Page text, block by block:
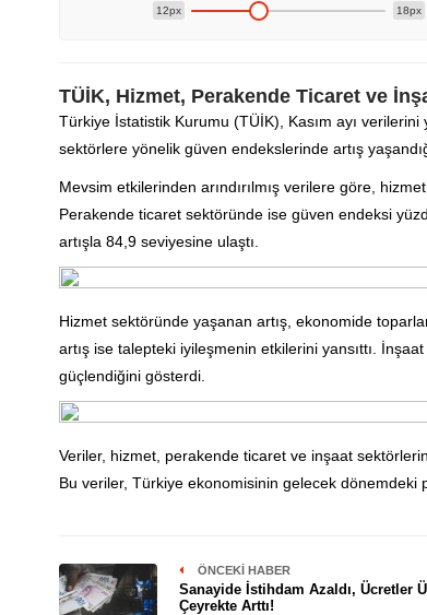
12px 18px
TÜİK, Hizmet, Perakende Ticaret ve
Türkiye İstatistik Kurumu (TÜİK), Kasım ayı
sektörlere yönelik güven endekslerinde artış
Mevsim etkilerinden arındırılmış verilere göre,
Perakende ticaret sektöründe ise güven endeksi
artışla 84,9 seviyesine ulaştı.
Hizmet sektöründe yaşanan artış, ekonomide
artış ise talepteki iyileşmenin etkilerini yansıttı.
güçlendiğini gösterdi.
Veriler, hizmet, perakende ticaret ve inşaat
Bu veriler, Türkiye ekonomisinin gelecek dönemdeki
ÖNCEKI HABER
Sanayide İstihdam Azaldı, Ücretler
Çeyrekte Arttı!